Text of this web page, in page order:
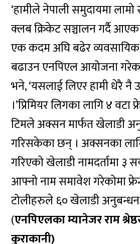
‘हामीले नेपाली समुदायमा
क्लब क्रिकेट सञ्चालन गर्दै
एक कदम अघि बढेर
बढाउन एनपिएल आयोजना
भने, ‘यसलाई लिएर हामी धेरै नै
।’प्रिमियर लिगका लागि ४ वटा
टिमले अक्सन मार्फत खेलाडी
गरिसकेका छन् । अक्सनका
गरिएको खेलाडी नामदर्तामा ३
आफ्नो नाम समावेश गरेकोमा
टोलीहरुले ६० खेलाडी
(एनपिएलका म्यानेजर राम
कुराकानी)